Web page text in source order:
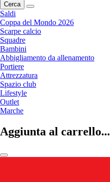
Cerca
Saldi
Coppa del Mondo 2026
Scarpe calcio
Squadre
Bambini
Abbigliamento da allenamento
Portiere
Attrezzatura
Spazio club
Lifestyle
Outlet
Marche
Aggiunta al carrello...